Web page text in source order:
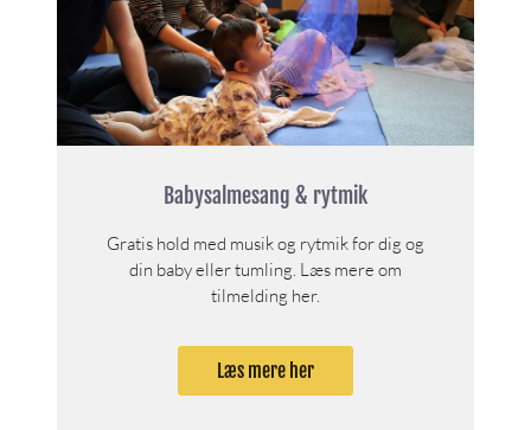
Babysalmesang & rytmik
Gratis hold med musik og rytmik for dig og
din baby eller tumling. Læs mere om
tilmelding her.
Læs mere her